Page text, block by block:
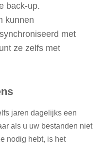
back-up.
kunnen
met
ze zelfs met
jaren dagelijks een
als u uw bestanden niet
nodig hebt, is het